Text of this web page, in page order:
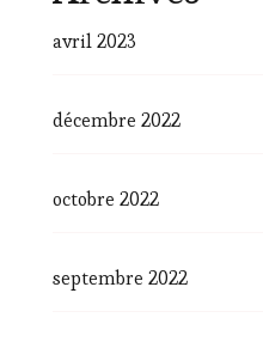
avril 2023
décembre 2022
octobre 2022
septembre 2022